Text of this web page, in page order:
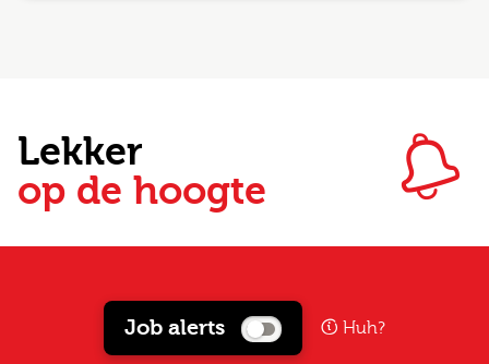
Lekker
op de hoogte
Job alerts Huh?